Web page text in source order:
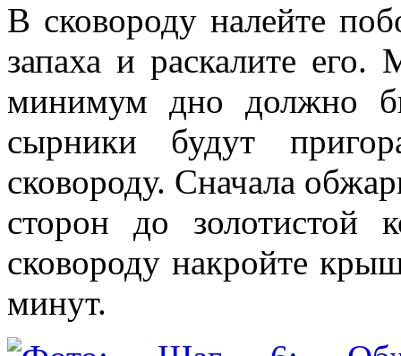
В сковороду налейте
запаха и раскалите
минимум дно должно
сырники будут
сковороду. Сначала
сторон до золотистой
сковороду накройте
минут.